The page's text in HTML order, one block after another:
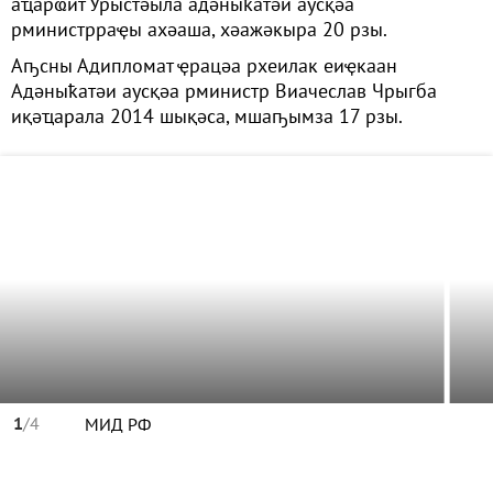
рминистрраҿы ахәаша, хәажәкыра 20 рзы.
Аҧсны Адипломат ҿрацәа рхеилак еиҿкаан
Адәныҟатәи аусқәа рминистр Виачеслав Чрыгба
иқәҵарала 2014 шықәса, мшаҧымза 17 рзы.
1/4 МИД РФ